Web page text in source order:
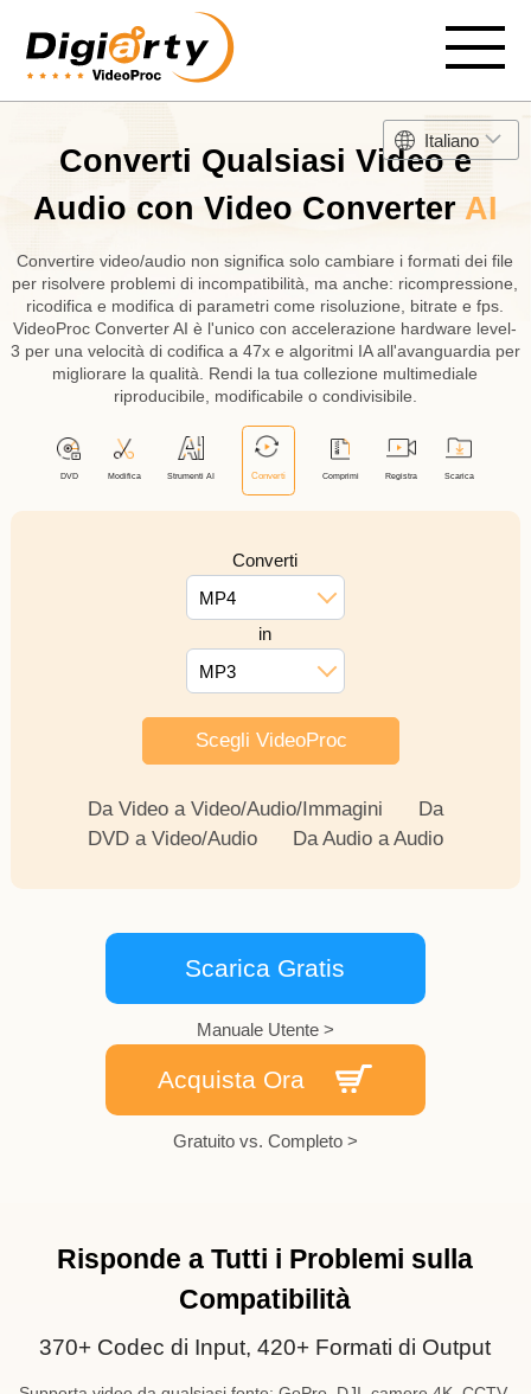
Italiano
Converti Qualsiasi Video e
Audio con Video Converter AI
Convertire video/audio non significa solo cambiare i formati dei file
per risolvere problemi di incompatibilità, ma anche: ricompressione,
ricodifica e modifica di parametri come risoluzione, bitrate e fps.
VideoProc Converter AI è l'unico con accelerazione hardware level-
3 per una velocità di codifica a 47x e algoritmi IA all'avanguardia per
migliorare la qualità. Rendi la tua collezione multimediale
riproducibile, modificabile o condivisibile.
Strumenti AI
Converti
MP4
in
MP3
Scegli VideoProc
Da Video a Video/Audio/Immagini
Da
DVD a Video/Audio
Da Audio a Audio
Scarica Gratis
Manuale Utente >
Acquista Ora
Gratuito vs. Completo >
Risponde a Tutti i Problemi sulla
Compatibilità
370+ Codec di Input, 420+ Formati di Output